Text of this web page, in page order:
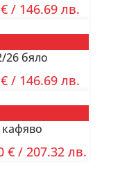
€ / 146.69 лв.
26 бяло
€ / 146.69 лв.
€ / 207.32 лв.